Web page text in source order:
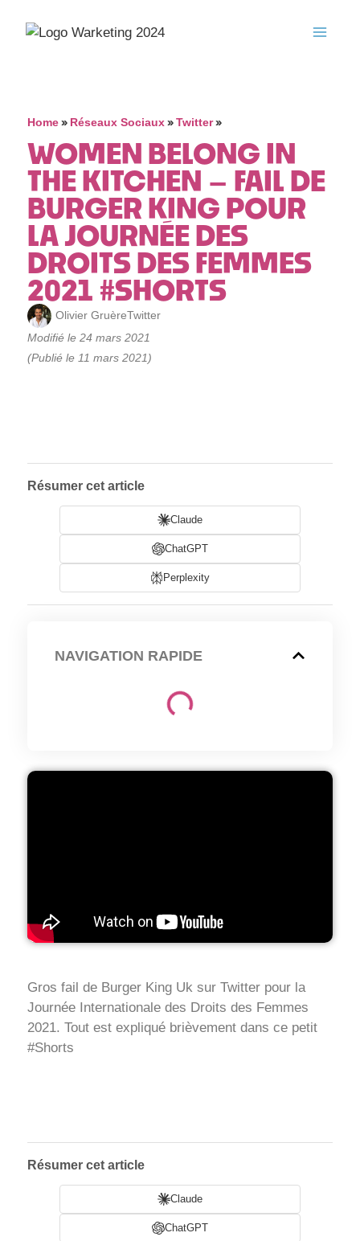
Home» Réseaux Sociaux»Twitter»
WOMEN BELONG IN
THE KITCHEN – FAIL DE
BURGER KING POUR
LA JOURNÉE DES
DROITS DES FEMMES
2021 #SHORTS
Olivier GruèreTwitter
Modifié le 24 mars 2021
(Publié le 11 mars 2021)
Résumer cet article
Claude
ChatGPT
Perplexity
NAVIGATION RAPIDE
Gros fail de Burger King Uk sur Twitter pour la
Journée Internationale des Droits des Femmes
2021. Tout est expliqué brièvement dans ce petit
#Shorts
Résumer cet article
Claude
ChatGPT